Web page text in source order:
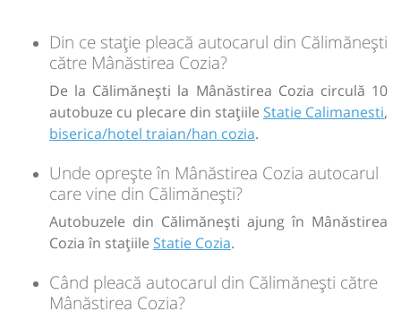
Din ce stație pleacă autocarul din Călimănești
către Mânăstirea Cozia?
De la Călimănești la Mânăstirea Cozia circulă 10
autobuze cu plecare din stațiile Statie Calimanesti,
biserica/hotel traian/han cozia.
Unde oprește în Mânăstirea Cozia autocarul
care vine din Călimănești?
Autobuzele din Călimănești ajung în Mânăstirea
Cozia în stațiile Statie Cozia.
Când pleacă autocarul din Călimănești către
Mânăstirea Cozia?